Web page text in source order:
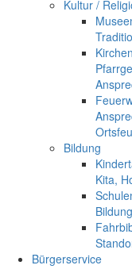
Kultur /
Bildung
Kita,
Bürgerservice